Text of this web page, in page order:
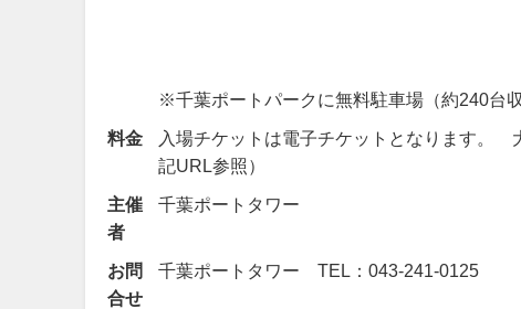
※千葉ポートパークに無料駐車場（約240台
料金
入場チケットは電子チケットとなります
記URL参照）
主催
者
千葉ポートタワー
お問
合せ
千葉ポートタワー TEL：043‐241-0125